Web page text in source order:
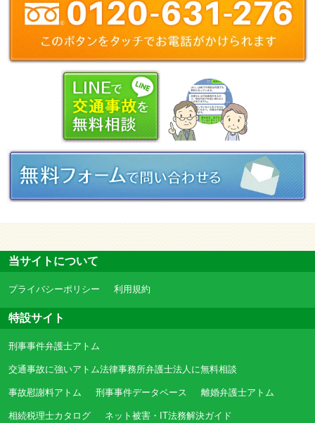
当サイトについて
プライバシーポリシー 利用規約
特設サイト
刑事事件弁護士アトム
交通事故に強いアトム法律事務所弁護士法人に無料相談
事故慰謝料アトム 刑事事件データベース 離婚弁護士アトム
相続税理士カタログ ネット被害・IT法務解決ガイド